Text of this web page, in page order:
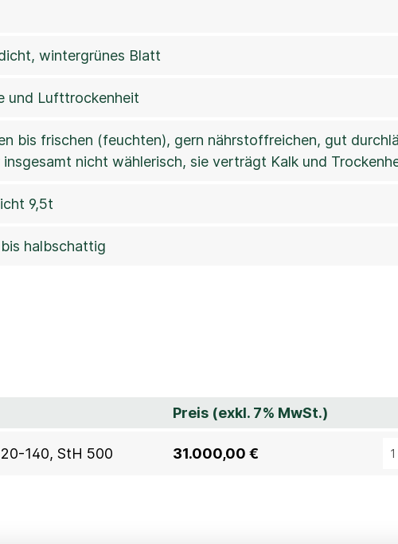
wintergrünes Blatt
und Lufttrockenheit
bis frischen (feuchten), gern nährstoffreichen, gut
nicht wählerisch, sie verträgt Kalk und
9,5t
halbschattig
Preis (exkl. 7% MwSt.)
140, StH 500 31.000,00 €